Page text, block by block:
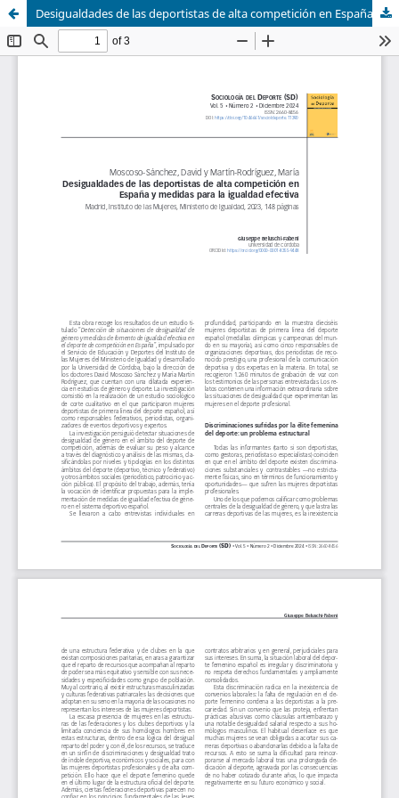
Desigualdades de las deportistas de alta competición en España y medidas para la igualdad efectiva.